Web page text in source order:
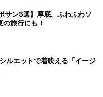
サン5選】厚底、ふわふわソ
旅行にも！
ルエットで着映える「イージ